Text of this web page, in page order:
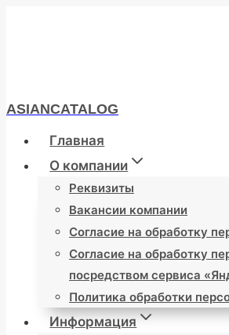
ASIANCATALOG
Главная
О компании
Реквизиты
Вакансии компании
Согласие на обработку
Согласие на обработку
посредством сервиса
Политика обработки
Информация